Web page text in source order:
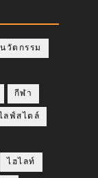
วัตกรรม
กีฬา
ลฟ์สไตล์
ไฮไลท์